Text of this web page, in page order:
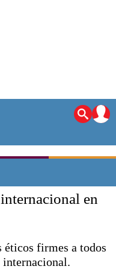
Olímpico
Sur
en
firmes a todos